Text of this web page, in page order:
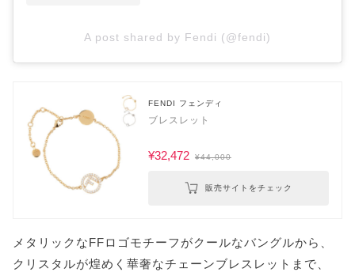
A post shared by Fendi (@fendi)
FENDI フェンディ
ブレスレット
¥32,472 ¥44,000
販売サイトをチェック
メタリックなFFロゴモチーフがクールなバングルから、
クリスタルが煌めく華奢なチェーンブレスレットまで、